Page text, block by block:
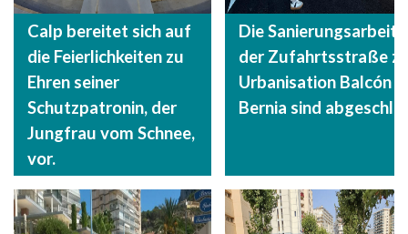
Calp bereitet sich auf
die Feierlichkeiten zu
Ehren seiner
Schutzpatronin, der
Jungfrau vom Schnee,
vor.
Die
der Zufahrtsstraße
Urbanisation Balcón
Bernia sind